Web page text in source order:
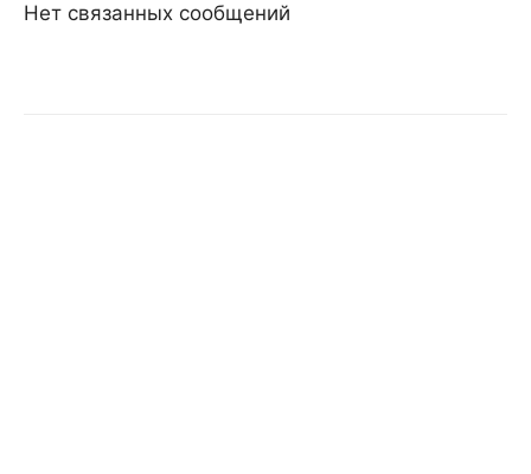
Нет связанных сообщений